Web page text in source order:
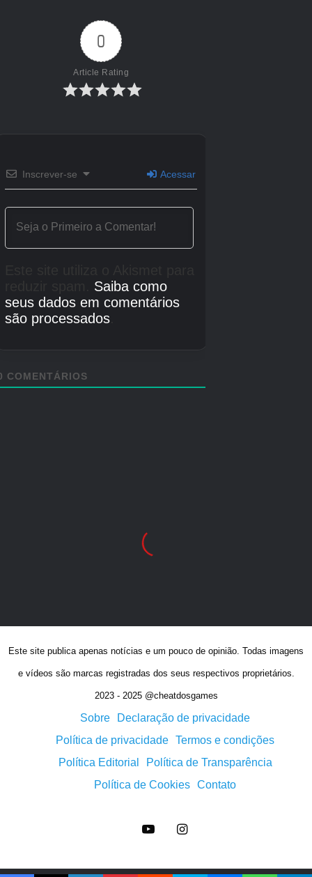
Este site publica apenas notícias e um pouco de opinião. Todas imagens
e vídeos são marcas registradas dos seus respectivos proprietários.
2023 - 2025 @cheatdosgames
Sobre
Declaração de privacidade
Política de privacidade Termos e condições
Política Editorial
Política de Transparência
Política de Cookies Contato
YouTubeInstagram